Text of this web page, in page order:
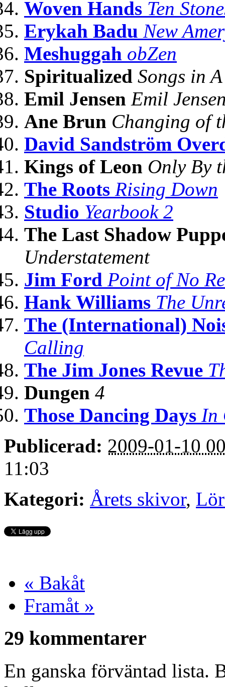
Woven Hands Ten
Erykah Badu New
Meshuggah obZen
Spiritualized Songs in
Emil Jensen Emil
Ane Brun Changing of
David Sandström
Kings of Leon Only By
The Roots Rising Down
Studio Yearbook 2
The Last Shadow
Understatement
Jim Ford Point of No
Hank Williams The
The (International)
Calling
The Jim Jones Revue
Dungen 4
Those Dancing Days In
Publicerad: 2009-01-10
11:03
Kategori: Årets skivor,
« Bakåt
Framåt »
29 kommentarer
En ganska förväntad lista.